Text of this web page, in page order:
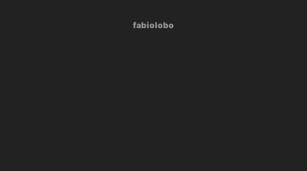
fabiolobo